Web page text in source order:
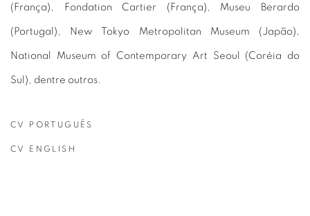
(França), Fondation Cartier (França), Museu Berardo
(Portugal), New Tokyo Metropolitan Museum (Japão),
National Museum of Contemporary Art Seoul (Coréia do
Sul), dentre outros.
CV PORTUGUÊS
(PDF, OPENS IN A NEW TAB.)
CV ENGLISH